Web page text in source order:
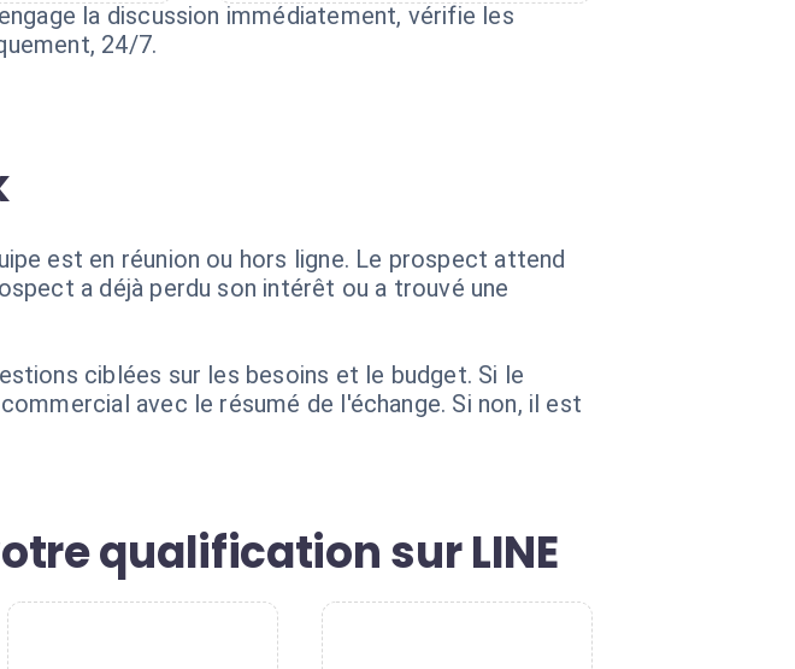
la discussion immédiatement, vérifie les
24/7.
est en réunion ou hors ligne. Le prospect attend
a déjà perdu son intérêt ou a trouvé une
ciblées sur les besoins et le budget. Si le
avec le résumé de l'échange. Si non, il est
qualification sur LINE